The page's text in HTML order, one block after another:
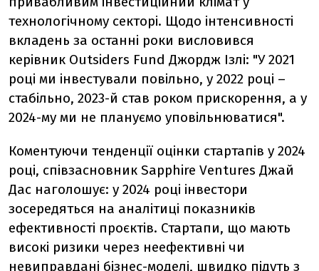
технологічному секторі. Щодо інтенсивності
вкладень за останні роки висловився
керівник Outsiders Fund Джордж Ізлі: "У 2021
році ми інвестували повільно, у 2022 році –
стабільно, 2023-й став роком прискорення, а у
2024-му ми не плануємо уповільнюватися".
Коментуючи тенденції оцінки стартапів у 2024
році, співзасновник Sapphire Ventures Джай
Дас наголошує: у 2024 році інвестори
зосередяться на аналітиці показників
ефективності проєктів. Стартапи, що мають
високі ризики через неефективні чи
невиправдані бізнес-моделі, швидко підуть з